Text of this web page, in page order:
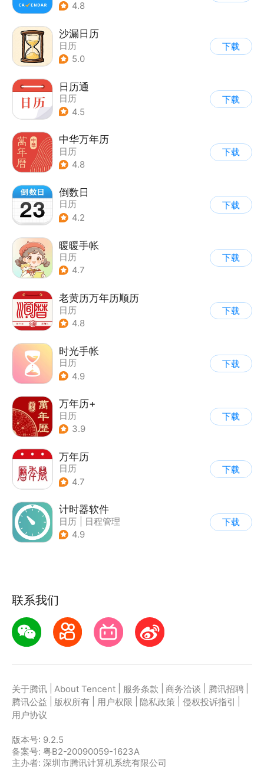
4.8
沙漏日历
日历
5.0
下载
日历通
日历
4.5
下载
中华万年历
日历
4.8
下载
倒数日
日历
4.2
下载
暖暖手帐
日历
4.7
下载
老黄历万年历顺历
日历
4.8
下载
时光手帐
日历
4.9
下载
万年历+
日历
3.9
下载
万年历
日历
4.7
下载
计时器软件
日历
日程管理
4.9
下载
联系我们
关于腾讯 About Tencent 服务条款 商务洽谈 腾讯招聘
腾讯公益
版权所有 用户权限 隐私政策 侵权投诉指引
用户协议
版本号: 9.2.5
备案号: 粤B2-20090059-1623A
主办者: 深圳市腾讯计算机系统有限公司